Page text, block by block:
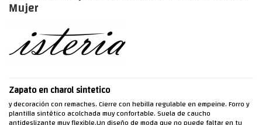
Mujer
Zapato en charol sintetico
y decoración con remaches. Cierre con hebilla regulable en empeine. Forro y
plantilla sintético acolchada muy confortable. Suela de caucho